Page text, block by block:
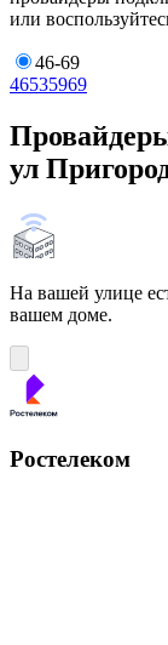
или
46-69
46535969
ул
На вашей улице
вашем доме.
Ростелеком